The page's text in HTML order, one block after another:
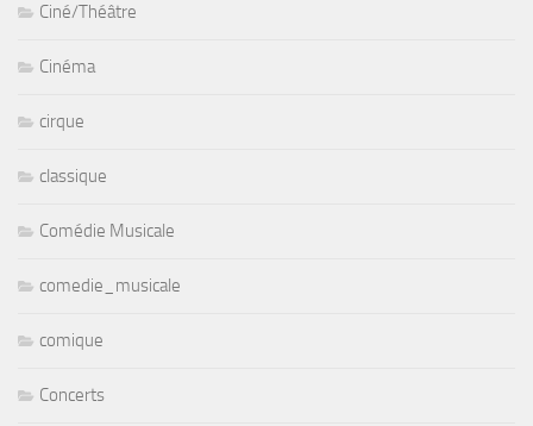
Ciné/Théâtre
Cinéma
cirque
classique
Comédie Musicale
comedie_musicale
comique
Concerts